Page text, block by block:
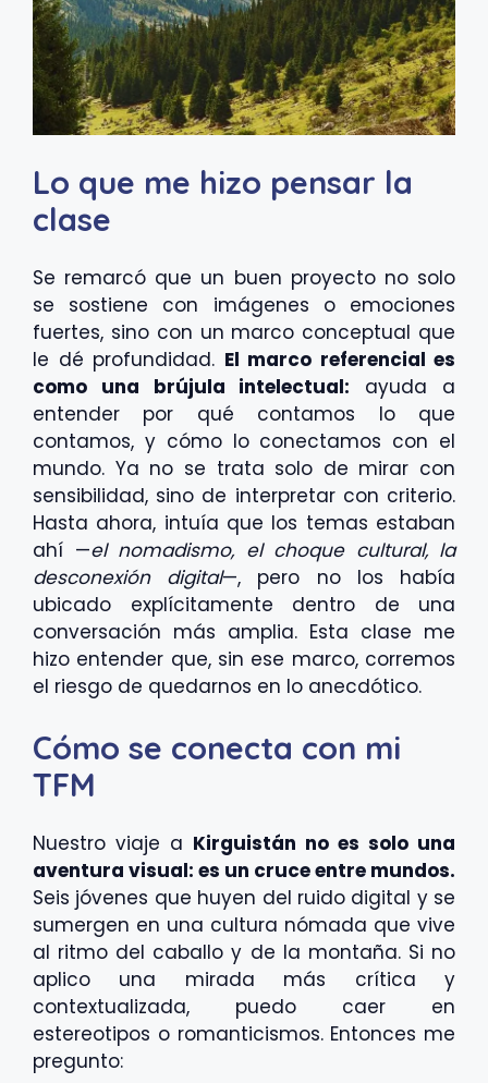
Lo que me hizo pensar la
clase
Se remarcó que un buen proyecto no solo
se sostiene con imágenes o emociones
fuertes, sino con un marco conceptual que
le dé profundidad. El marco referencial es
como una brújula intelectual: ayuda a
entender por qué contamos lo que
contamos, y cómo lo conectamos con el
mundo. Ya no se trata solo de mirar con
sensibilidad, sino de interpretar con criterio.
Hasta ahora, intuía que los temas estaban
ahí —el nomadismo, el choque cultural, la
desconexión digital—, pero no los había
ubicado explícitamente dentro de una
conversación más amplia. Esta clase me
hizo entender que, sin ese marco, corremos
el riesgo de quedarnos en lo anecdótico.
Cómo se conecta con mi
TFM
Nuestro viaje a Kirguistán no es solo una
aventura visual: es un cruce entre mundos.
Seis jóvenes que huyen del ruido digital y se
sumergen en una cultura nómada que vive
al ritmo del caballo y de la montaña. Si no
aplico una mirada más crítica y
contextualizada, puedo caer en
estereotipos o romanticismos. Entonces me
pregunto: